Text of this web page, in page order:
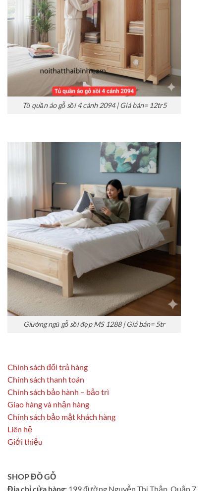
Tủ quần áo gỗ sồi 4 cánh 2094 | Giá bán= 12tr5
Giường ngủ gỗ sồi đẹp MS 1288 | Giá bán= 5tr
Chính sách đổi trả hàng
Chính sách thanh toán
Chính sách bảo hành – bảo trì
Giao hàng và nhận hàng
Chính sách bảo mật khách hàng
Liên hệ
Giới thiệu
SHOP ĐỒ GỖ
Địa chỉ cửa hàng: 199 đường Nguyễn Thị Thập, Quận 7,